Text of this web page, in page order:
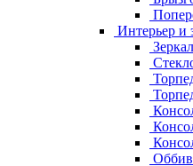
Интерьер и